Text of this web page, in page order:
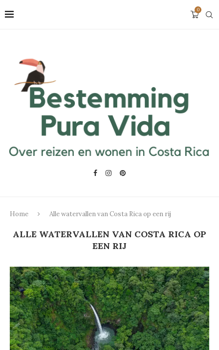
0
Home Alle watervallen van Costa Rica op een rij
ALLE WATERVALLEN VAN COSTA RICA OP
EEN RIJ